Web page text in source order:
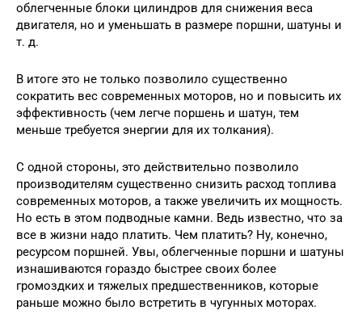
облегченные блоки цилиндров для снижения веса
двигателя, но и уменьшать в размере поршни, шатуны и
т. д.
В итоге это не только позволило существенно
сократить вес современных моторов, но и повысить их
эффективность (чем легче поршень и шатун, тем
меньше требуется энергии для их толкания).
С одной стороны, это действительно позволило
производителям существенно снизить расход топлива
современных моторов, а также увеличить их мощность.
Но есть в этом подводные камни. Ведь известно, что за
все в жизни надо платить. Чем платить? Ну, конечно,
ресурсом поршней. Увы, облегченные поршни и шатуны
изнашиваются гораздо быстрее своих более
громоздких и тяжелых предшественников, которые
раньше можно было встретить в чугунных моторах.